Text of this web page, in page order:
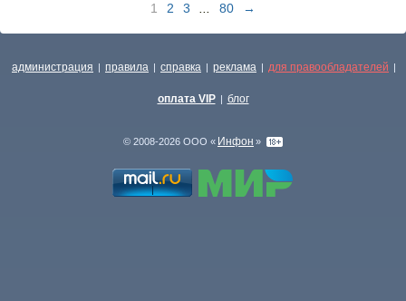
1 2 3 80 →
администрация | правила | справка | реклама | для правообладателей |
оплата VIP | блог
© 2008-2026 ООО « Инфон »